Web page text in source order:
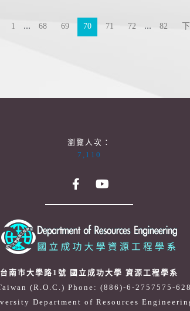
1 ... 68 69 70 71 72 ... 82
瀏覽人次：
7,110
台南市大學路1號 國立成功大學 資源工程學系
(R.O.C.) Phone: (886)-6-2757575-
Department of Resources